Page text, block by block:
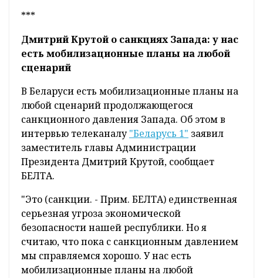
***
Дмитрий Крутой о санкциях Запада: у нас
есть мобилизационные планы на любой
сценарий
В Беларуси есть мобилизационные планы на
любой сценарий продолжающегося
санкционного давления Запада. Об этом в
интервью телеканалу"Беларусь 1" заявил
заместитель главы Администрации
Президента Дмитрий Крутой, сообщает
БЕЛТА.
"Это (санкции. - Прим. БЕЛТА) единственная
серьезная угроза экономической
безопасности нашей республики. Но я
считаю, что пока с санкционным давлением
мы справляемся хорошо. У нас есть
мобилизационные планы на любой